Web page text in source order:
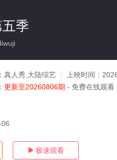
季
真人秀,大陆综艺 上映时间：
更新至20260806期 - 免费在线观看
 极速观看